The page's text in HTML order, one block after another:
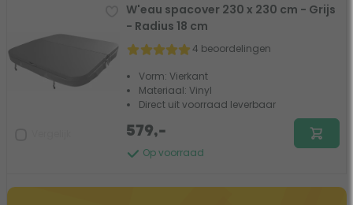
W'eau spacover 230 x 230 cm - Grijs
- Radius 18 cm
4 beoordelingen
Vorm: Vierkant
Materiaal: Vinyl
Direct uit voorraad leverbaar
Op voorraad
579,-